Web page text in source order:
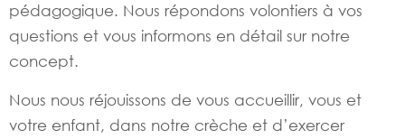
pédagogique. Nous répondons volontiers à vos
questions et vous informons en détail sur notre
concept.
Nous nous réjouissons de vous accueillir, vous et
votre enfant, dans notre crèche et d’exercer